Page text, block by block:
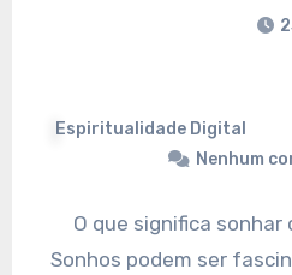
Espiritualidade Digital
Nenhum
O que significa sonhar
Sonhos podem ser